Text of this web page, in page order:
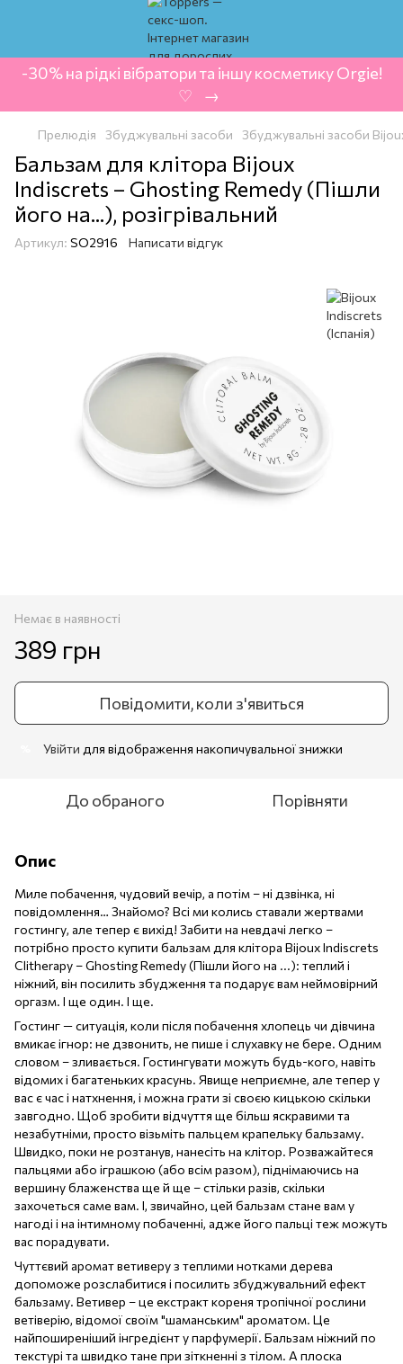
-30% на рідкі вібратори та іншу косметику Orgie!
‍ ♡ ‍ → ‍
Прелюдія Збуджувальні засоби Збуджувальні засоби
Бальзам для клітора Bijoux
Indiscrets – Ghosting Remedy (Пішли
його на...), розігрівальний
Артикул: SO2916 Написати відгук
Немає в наявності
389 грн
Повідомити, коли з'явиться
Увійти для відображення накопичувальної знижки
До обраного Порівняти
Опис
Миле побачення, чудовий вечір, а потім – ні дзвінка, ні
повідомлення… Знайомо? Всі ми колись ставали жертвами
гостингу, але тепер є вихід! Забити на невдачі легко –
потрібно просто купити бальзам для клітора Bijoux Indiscrets
Clitherapy – Ghosting Remedy (Пішли його на ...): теплий і
ніжний, він посилить збудження та подарує вам неймовірний
оргазм. І ще один. І ще.
Гостинг — ситуація, коли після побачення хлопець чи дівчина
вмикає ігнор: не дзвонить, не пише і слухавку не бере. Одним
словом – зливається. Гостингувати можуть будь-кого, навіть
відомих і багатеньких красунь. Явище неприємне, але тепер у
вас є час і натхнення, і можна грати зі своєю кицькою скільки
завгодно. Щоб зробити відчуття ще більш яскравими та
незабутніми, просто візьміть пальцем крапельку бальзаму.
Швидко, поки не розтанув, нанесіть на клітор. Розважайтеся
пальцями або іграшкою (або всім разом), піднімаючись на
вершину блаженства ще й ще – стільки разів, скільки
захочеться саме вам. І, звичайно, цей бальзам стане вам у
нагоді і на інтимному побаченні, адже його пальці теж можуть
вас порадувати.
Чуттєвий аромат ветиверу з теплими нотками дерева
допоможе розслабитися і посилить збуджувальний ефект
бальзаму. Ветивер – це екстракт кореня тропічної рослини
ветіверію, відомої своїм "шаманським" ароматом. Це
найпоширеніший інгредієнт у парфумерії. Бальзам ніжний по
текстурі та швидко тане при зіткненні з тілом. А плоска